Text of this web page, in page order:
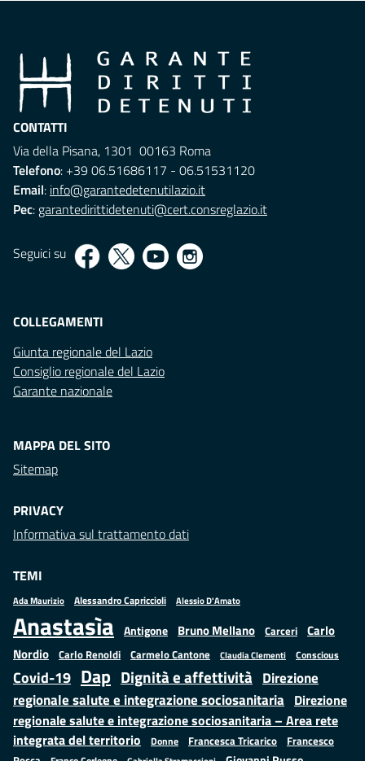
CONTATTI
Via della Pisana, 1301 00163 Roma
Telefono: +39 06.51686117 - 06.51531120
Email: info@garantedetenutilazio.it
Pec: garantedirittidetenuti@cert.consreglazio.it
Seguici su
COLLEGAMENTI
Giunta regionale del Lazio
Consiglio regionale del Lazio
Garante nazionale
MAPPA DEL SITO
Sitemap
PRIVACY
Informativa sul trattamento dati
TEMI
Ada Maurizio Alessandro Capriccioli Alessio D'Amato
Anastasìa Antigone Bruno Mellano Carceri
Carlo
Nordio Carlo Renoldi Carmelo Cantone Claudia Clementi Conscious
Covid-19 Dap Dignità e affettività Direzione
regionale salute e integrazione sociosanitaria Direzione
regionale salute e integrazione sociosanitaria – Area rete
integrata del territorio
Donne Francesca Tricarico
Francesco